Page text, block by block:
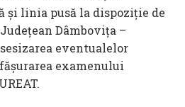
și linia pusă la dispoziție de
Dâmbovița –
eventualelor
examenului